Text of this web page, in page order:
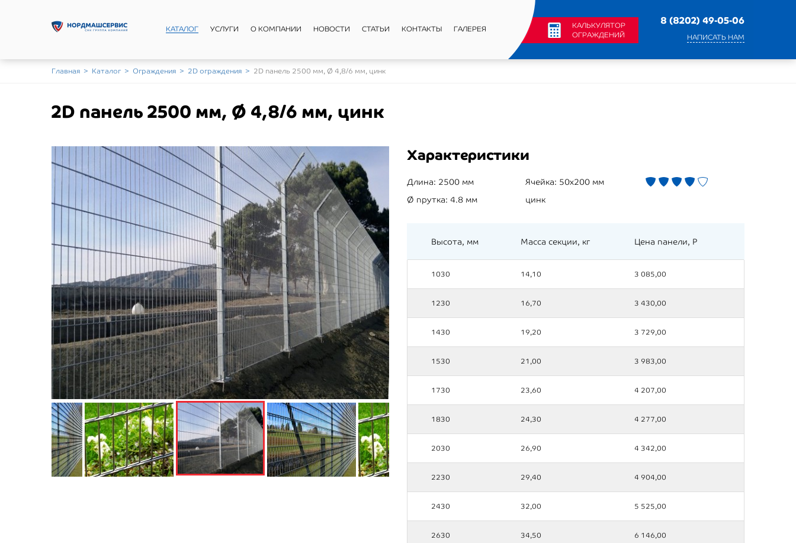
КАТАЛОГ УСЛУГИ О КОМПАНИИ НОВОСТИ СТАТЬИ КОНТАКТЫ ГАЛЕРЕЯ
КАЛЬКУЛЯТОР
ОГРАЖДЕНИЙ
8 (8202) 49-05-06
НАПИСАТЬ НАМ
Главная > Каталог > Ограждения > 2D ограждения > 2D панель 2500 мм, Ø 4,8/6 мм, цинк
2D панель 2500 мм, Ø 4,8/6 мм, цинк
Характеристики
Длина: 2500 мм Ячейка: 50x200 мм
Ø прутка: 4.8 мм цинк
Высота, мм Масса секции, кг Цена панели, Р
1030 14,10 3 085,00
1230 16,70 3 430,00
1430 19,20 3 729,00
1530 21,00 3 983,00
1730 23,60 4 207,00
1830 24,30 4 277,00
2030 26,90 4 342,00
2230 29,40 4 904,00
2430 32,00 5 525,00
2630 34,50 6 146,00